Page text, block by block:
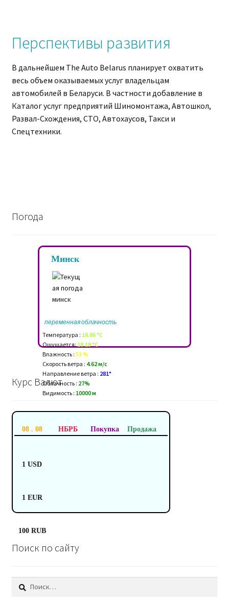
Перспективы развития
В дальнейшем The Auto Belarus планирует охватить
весь объем оказываемых услуг владельцам
автомобилей в Беларуси. В частности добавление в
Каталог услуг предприятий Шиномонтажа, Автошкол,
Развал-Схождения, СТО, Автохаусов, Такси и
Спецтехники.
Погода
Минск
переменная облачность
Температура : 18.86 °C
Ощущается: 18.19 °C
Влажность : 53 %
Скорость ветра : 4.62 м/c
Направление ветра : 281°
Облачность : 27%
Видимость : 10000 м
Курс Валют
08 . 08 НБРБ Покупка Продажа
1 USD
1 EUR
100 RUB
Поиск по сайту
Найти: